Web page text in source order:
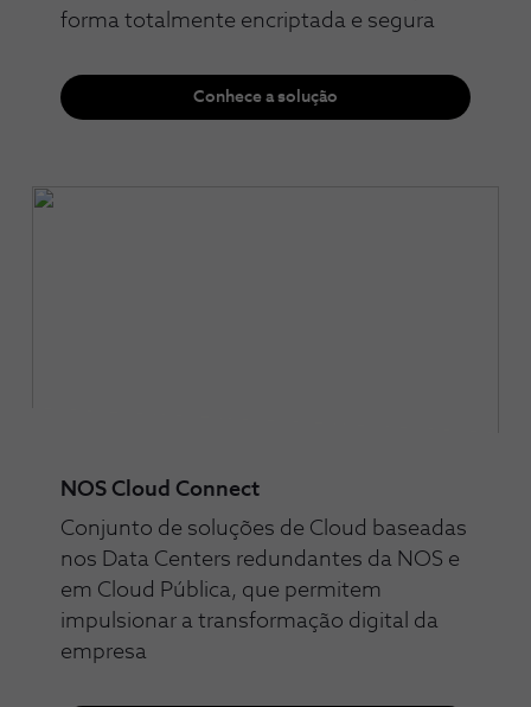
forma totalmente encriptada e segura
Conhece a solução
NOS Cloud Connect
Conjunto de soluções de Cloud baseadas
nos Data Centers redundantes da NOS e
em Cloud Pública, que permitem
impulsionar a transformação digital da
empresa